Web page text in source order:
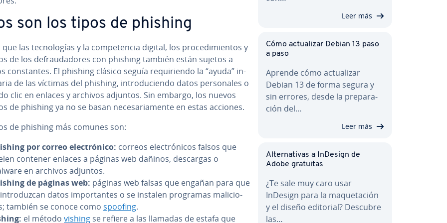
son los tipos de phishing
que las te­c­no­lo­gías y la co­m­pe­te­n­cia digital, los pro­ce­di­mie­n­tos y
de los de­frau­da­do­res con phishing también están sujetos a
co­n­s­ta­n­tes. El phishing clásico seguía re­qui­rie­n­do la “ayuda” in­
de las víctimas del phishing, in­tro­du­cie­n­do datos pe­r­so­na­les o
clic en enlaces y archivos adjuntos. Sin embargo, los nuevos
de phishing ya no se basan ne­ce­sa­ria­me­n­te en estas acciones.
de phishing más comunes son:
por correo ele­c­tró­ni­co: correos ele­c­tró­ni­cos falsos que
contener enlaces a páginas web dañinos, descargas o
en archivos adjuntos.
de páginas web: páginas web falsas que engañan para que
datos im­po­r­ta­n­tes o se instalen programas ma­li­cio­
también se conoce como spoofing.
el método vishing se refiere a las llamadas de estafa que
Leer más
Cómo ac­tua­li­zar Debian 13 paso
a paso
Aprende cómo ac­tua­li­zar
Debian 13 de forma segura y
sin errores, desde la pre­pa­ra­
ción del…
Leer más
Al­te­r­na­ti­vas a InDesign de
Adobe gratuitas
¿Te sale muy caro usar
InDesign para la ma­que­ta­ción
y el diseño editorial? Descubre
las…